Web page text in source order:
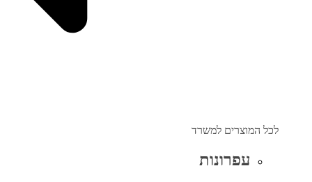
לכל המוצרים למשרד
עפרונות